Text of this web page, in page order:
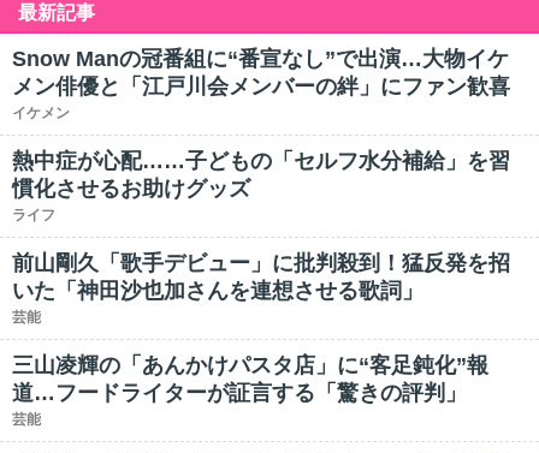
最新記事
Snow Manの冠番組に“番宣なし”で出演…大物イケ
メン俳優と「江戸川会メンバーの絆」にファン歓喜
イケメン
熱中症が心配……子どもの「セルフ水分補給」を習
慣化させるお助けグッズ
ライフ
前山剛久「歌手デビュー」に批判殺到！猛反発を招
いた「神田沙也加さんを連想させる歌詞」
芸能
三山凌輝の「あんかけパスタ店」に“客足鈍化”報
道…フードライターが証言する「驚きの評判」
芸能